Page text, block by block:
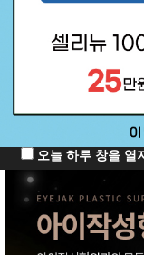
오늘 하루 창을 열